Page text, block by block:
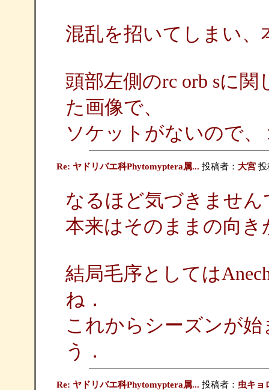
混乱を招いてしまい
頭部左側のrc orb sに
た画像で、
ソケットがないので
Re: ヤドリバエ科Phytomyptera属... 投稿者： 大宮 投
なるほど気づきません
本来はそのままの向
結局毛序としては
ね．
これからシーズンが
う．
Re: ヤドリバエ科Phytomyptera属... 投稿者： 虫キョ